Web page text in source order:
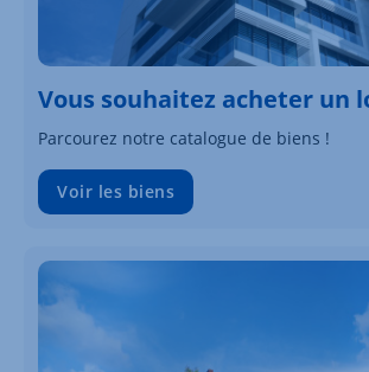
Vous souhaitez acheter un
Parcourez notre catalogue de biens !
Voir les biens